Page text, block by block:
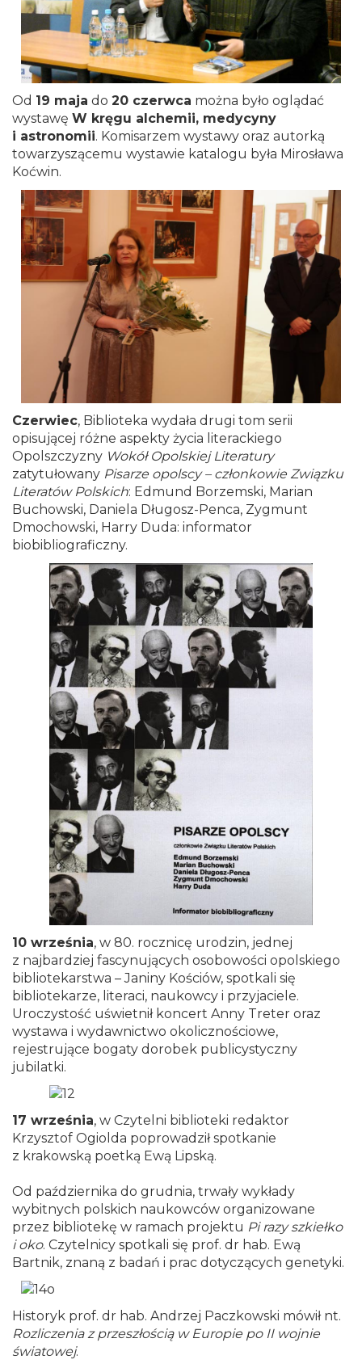
Od 19 maja do 20 czerwca można było oglądać
wystawę W kręgu alchemii, medycyny
i astronomii. Komisarzem wystawy oraz autorką
towarzyszącemu wystawie katalogu była Mirosława
Koćwin.
Czerwiec, Biblioteka wydała drugi tom serii
opisującej różne aspekty życia literackiego
Opolszczyzny Wokół Opolskiej Literatury
zatytułowany Pisarze opolscy – członkowie Związku
Literatów Polskich: Edmund Borzemski, Marian
Buchowski, Daniela Długosz-Penca, Zygmunt
Dmochowski, Harry Duda: informator
biobibliograficzny.
10 września, w 80. rocznicę urodzin, jednej
z najbardziej fascynujących osobowości opolskiego
bibliotekarstwa – Janiny Kościów, spotkali się
bibliotekarze, literaci, naukowcy i przyjaciele.
Uroczystość uświetnił koncert Anny Treter oraz
wystawa i wydawnictwo okolicznościowe,
rejestrujące bogaty dorobek publicystyczny
jubilatki.
17 września, w Czytelni biblioteki redaktor
Krzysztof Ogiolda poprowadził spotkanie
z krakowską poetką Ewą Lipską.
Od października do grudnia, trwały wykłady
wybitnych polskich naukowców organizowane
przez bibliotekę w ramach projektu Pi razy szkiełko
i oko. Czytelnicy spotkali się prof. dr hab. Ewą
Bartnik, znaną z badań i prac dotyczących genetyki.
Historyk prof. dr hab. Andrzej Paczkowski mówił nt.
Rozliczenia z przeszłością w Europie po II wojnie
światowej.